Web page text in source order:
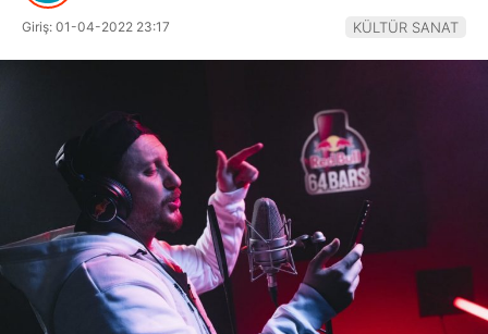
WhatsApp İhbar
Facebook
Instagram
Youtube
DİĞER
Giriş: 01-04-2022 23:17 KÜLTÜR SANAT